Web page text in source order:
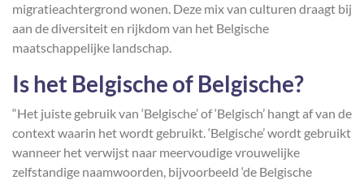
migratieachtergrond wonen. Deze mix van culturen draagt bij
aan de diversiteit en rijkdom van het Belgische
maatschappelijke landschap.
Is het Belgische of Belgische?
“Het juiste gebruik van ‘Belgische’ of ‘Belgisch’ hangt af van de
context waarin het wordt gebruikt. ‘Belgische’ wordt gebruikt
wanneer het verwijst naar meervoudige vrouwelijke
zelfstandige naamwoorden, bijvoorbeeld ‘de Belgische